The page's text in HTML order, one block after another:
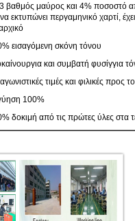
βαθμός μαύρος και 4% ποσοστό
εκτυπώνει περγαμηνικό χαρτί, έχει
εισαγόμενη σκόνη τόνου
και συμβατή φυσίγγια
τιμές και φιλικές προς
100%
δοκιμή από τις πρώτες ύλες στα